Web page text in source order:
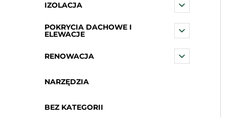
IZOLACJA
POKRYCIA DACHOWE I
ELEWACJE
RENOWACJA
NARZĘDZIA
BEZ KATEGORII